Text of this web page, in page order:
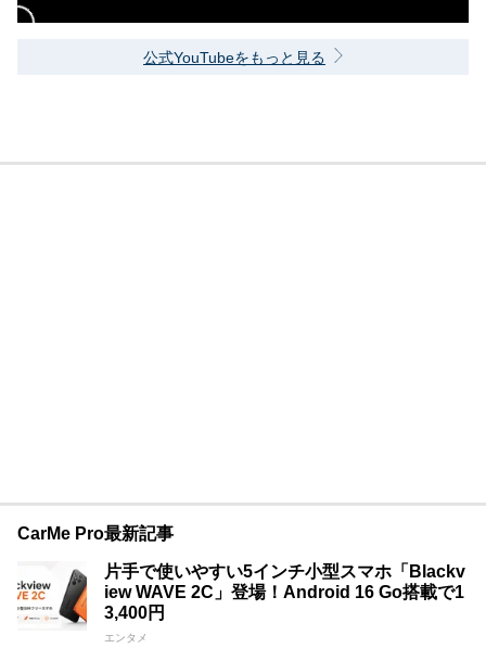
公式YouTubeをもっと見る
CarMe Pro最新記事
片手で使いやすい5インチ小型スマホ「Blackv
iew WAVE 2C」登場！Android 16 Go搭載で1
3,400円
エンタメ